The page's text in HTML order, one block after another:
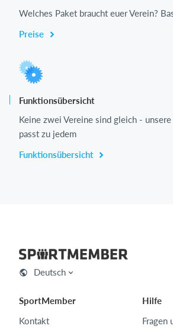
Welches Paket braucht euer Verein?
Preise
Funktionsübersicht
Keine zwei Vereine sind gleich -
passt zu jedem
Funktionsübersicht
Deutsch
SportMember
Kontakt
Hilfe
Fragen